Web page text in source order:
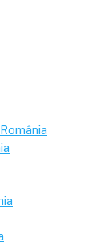
, România